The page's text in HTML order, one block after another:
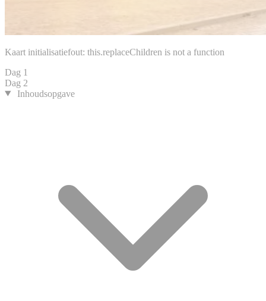
Kaart initialisatiefout: this.replaceChildren is not a function
Dag 1
Dag 2
Inhoudsopgave